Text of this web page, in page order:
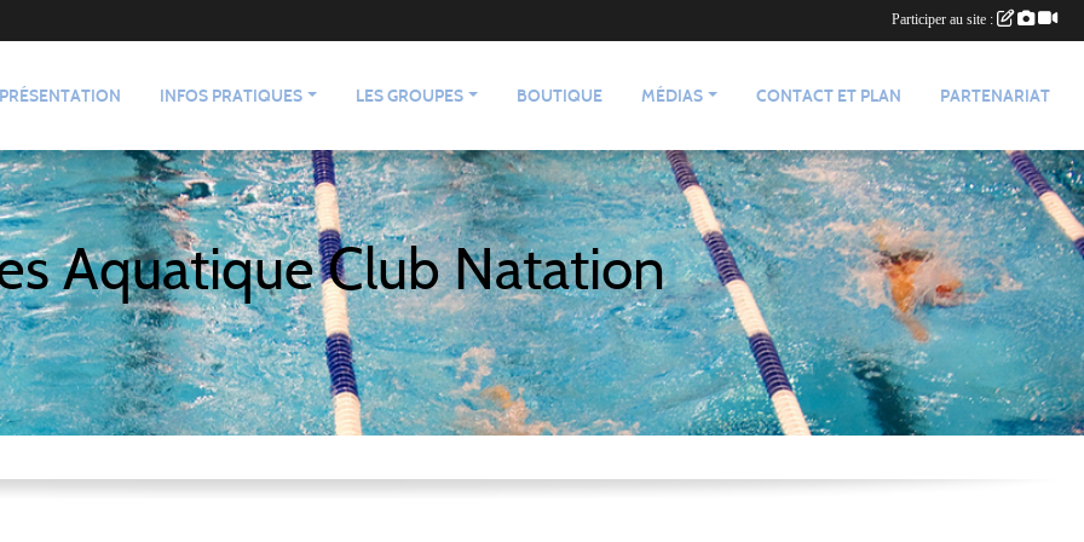
PRÉSENTATION INFOS PRATIQUES LES GROUPES BOUTIQUE MÉDIAS CONTACT ET PLAN PARTENARIAT
Aquatique Club Natation
Participer au site :